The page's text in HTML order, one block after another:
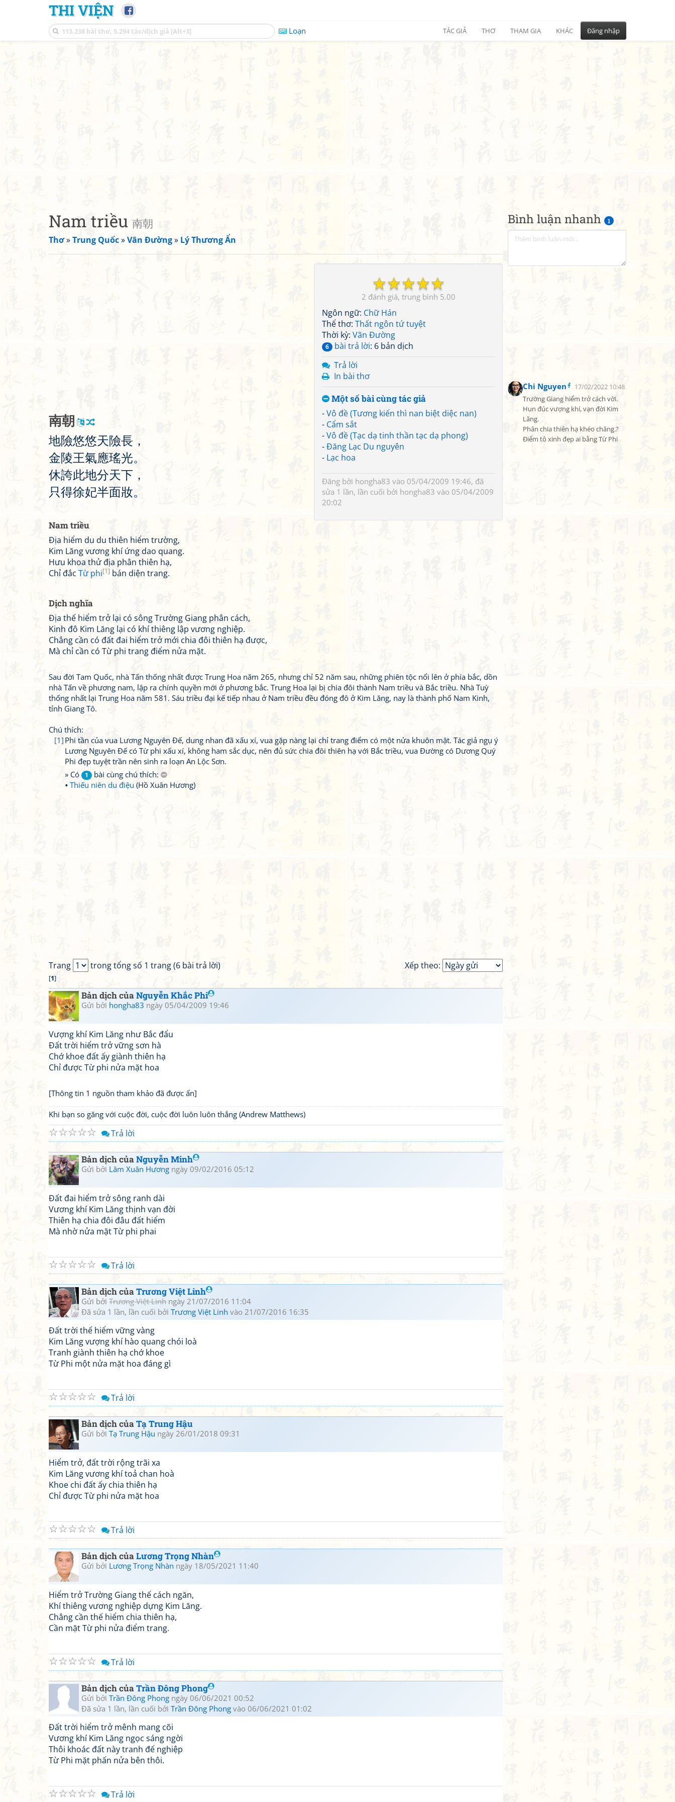
THI VIỆN
Loạn TÁC GIẢ THƠ THAM GIA KHÁC Đăng nhập
Bình luận nhanh 1
Chi Nguyen
17/02/2022 10:48
Trường Giang hiểm trở cách vời.
Hun đúc vượng khí, vạn đời Kim
Lăng.
Phân chia thiên hạ khéo chăng.?
Điểm tô xinh đẹp ai bằng Từ Phi
Nam triều 南朝
Thơ»Trung Quốc»Vãn Đường» Lý Thương Ẩn
☆
☆
☆
☆
☆
2 5.00
Ngôn ngữ: Chữ Hán
Thể thơ: Thất ngôn tứ tuyệt
Thời kỳ: Vãn Đường
6 bài trả lời: 6 bản dịch
Trả lời
In bài thơ
Một số bài cùng tác giả
-Vô đề (Tương kiến thì nan biệt diệc nan)
- Cẩm sắt
-Vô đề (Tạc dạ tinh thần tạc dạ phong)
-Đăng Lạc Du nguyên
- Lạc hoa
Đăng bởi hongha83 vào 05/04/2009 19:46, đã
sửa 1 lần, lần cuối bởi hongha83 vào 05/04/2009
20:02
南朝
地險悠悠天險長 ，
金陵王氣應瑤光。
休誇此地分天下 ，
只得徐妃半面妝。
Nam triều
Địa hiểm du du thiên hiểm trường,
Kim Lăng vương khí ứng dao quang.
Hưu khoa thử địa phân thiên hạ,
Chỉ đắc Từ phi[1] bán diện trang.
Dịch nghĩa
Địa thế hiểm trở lại có sông Trường Giang phân cách,
Kinh đô Kim Lăng lại có khí thiêng lập vương nghiệp.
Chẳng cần có đất đai hiểm trở mới chia đôi thiên hạ được,
Mà chỉ cần có Từ phi trang điểm nửa mặt.
Sau đời Tam Quốc, nhà Tấn thống nhất được Trung Hoa năm 265, nhưng chỉ 52 năm sau, những phiên tộc nổi lên ở phía bắc, dồn
nhà Tấn về phương nam, lập ra chính quyền mới ở phương bắc. Trung Hoa lại bị chia đôi thành Nam triều và Bắc triều. Nhà Tuỳ
thống nhất lại Trung Hoa năm 581. Sáu triều đại kế tiếp nhau ở Nam triều đều đóng đô ở Kim Lăng, nay là thành phố Nam Kinh,
tỉnh Giang Tô.
Chú thích:
[1] Phi tần của vua Lương Nguyên Đế, dung nhan đã xấu xí, vua gặp nàng lại chỉ trang điểm có một nửa khuôn mặt. Tác giả ngụ ý
Lương Nguyên Đế có Từ phi xấu xí, không ham sắc dục, nên đủ sức chia đôi thiên hạ với Bắc triều, vua Đường có Dương Quý
Phi đẹp tuyệt trần nên sinh ra loạn An Lộc Sơn.
» Có
1
bài cùng chú thích:
Thiếu niên du điệu (Hồ Xuân Hương)
Xếp theo:
Trang trong tổng số 1 trang (6 bài trả lời)
[1]
Bản dịch củaNguyễn Khắc Phi
Gửi bởi hongha83 ngày 05/04/2009 19:46
Vượng khí Kim Lăng như Bắc đẩu
Đất trời hiểm trở vững sơn hà
Chớ khoe đất ấy giành thiên hạ
Chỉ được Từ phi nửa mặt hoa
[Thông tin 1 nguồn tham khảo đã được ẩn]
Khi bạn so găng với cuộc đời, cuộc đời luôn luôn thắng (Andrew Matthews)
☆
☆
☆
☆
☆ Trả lời
Bản dịch củaNguyễn Minh
Gửi bởi Lâm Xuân Hương ngày 09/02/2016 05:12
Đất đai hiểm trở sông ranh dài
Vương khí Kim Lăng thịnh vạn đời
Thiên hạ chia đôi đâu đất hiểm
Mà nhờ nửa mặt Từ phi phai
☆
☆
☆
☆
☆ Trả lời
Bản dịch củaTrương Việt Linh
Gửi bởi Trương Việt Linh ngày 21/07/2016 11:04
Đã sửa 1 lần, lần cuối bởi Trương Việt Linh vào 21/07/2016 16:35
Đất trời thế hiểm vững vàng
Kim Lăng vượng khí hào quang chói loà
Tranh giành thiên hạ chớ khoe
Từ Phi một nửa mặt hoa đáng gì
☆
☆
☆
☆
☆ Trả lời
Bản dịch củaTạ Trung Hậu
Gửi bởi Tạ Trung Hậu ngày 26/01/2018 09:31
Hiểm trở, đất trời rộng trãi xa
Kim Lăng vương khí toả chan hoà
Khoe chi đất ấy chia thiên hạ
Chỉ được Từ phi nửa mặt hoa
☆
☆
☆
☆
☆ Trả lời
Bản dịch củaLương Trọng Nhàn
Gửi bởi Lương Trọng Nhàn ngày 18/05/2021 11:40
Hiểm trở Trường Giang thế cách ngăn,
Khí thiêng vương nghiệp dựng Kim Lăng.
Chẳng cần thế hiểm chia thiên hạ,
Cần mặt Từ phi nửa điểm trang.
☆
☆
☆
☆
☆ Trả lời
Bản dịch củaTrần Đông Phong
Gửi bởi Trần Đông Phong ngày 06/06/2021 00:52
Đã sửa 1 lần, lần cuối bởi Trần Đông Phong vào 06/06/2021 01:02
Đất trời hiểm trở mênh mang cõi
Vương khí Kim Lăng ngọc sáng ngời
Thôi khoác đất này tranh đế nghiệp
Từ Phi mặt phấn nửa bên thôi.
☆
☆
☆
☆
☆ Trả lời